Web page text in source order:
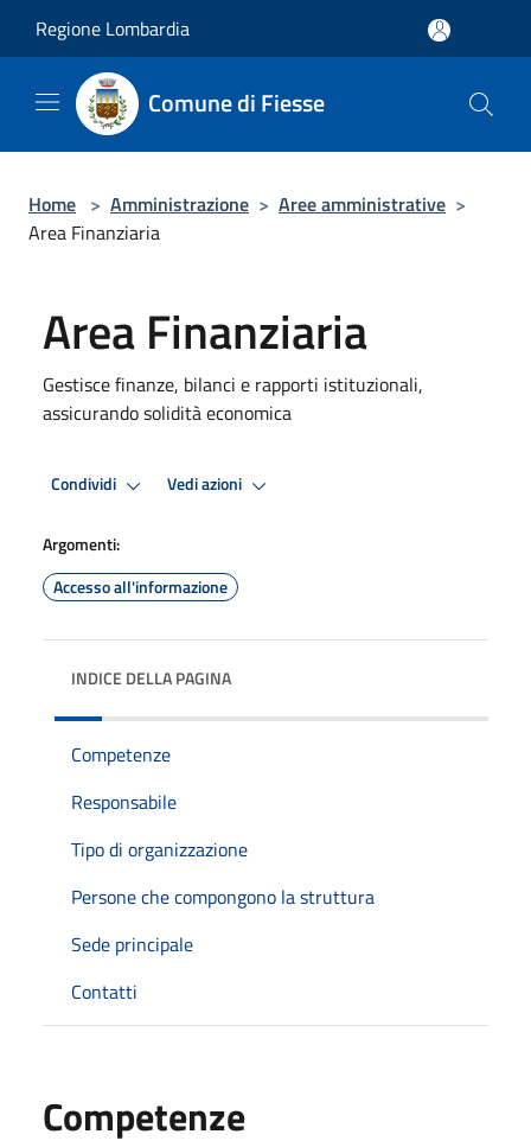
Regione Lombardia
Comune di Fiesse
Home > Amministrazione > Aree amministrative >
Area Finanziaria
Area Finanziaria
Gestisce finanze, bilanci e rapporti istituzionali,
assicurando solidità economica
Condividi Vedi azioni
Argomenti:
Accesso all'informazione
INDICE DELLA PAGINA
Competenze
Responsabile
Tipo di organizzazione
Persone che compongono la struttura
Sede principale
Contatti
Competenze